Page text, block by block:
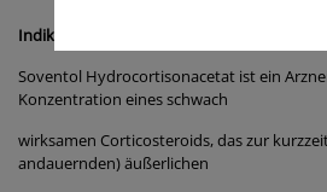
Indikation
Soventol Hydrocortisonacetat ist ein
Konzentration eines schwach
wirksamen Corticosteroids, das zur
andauernden) äußerlichen